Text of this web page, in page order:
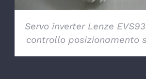
Servo inverter Lenze
controllo posizionamento